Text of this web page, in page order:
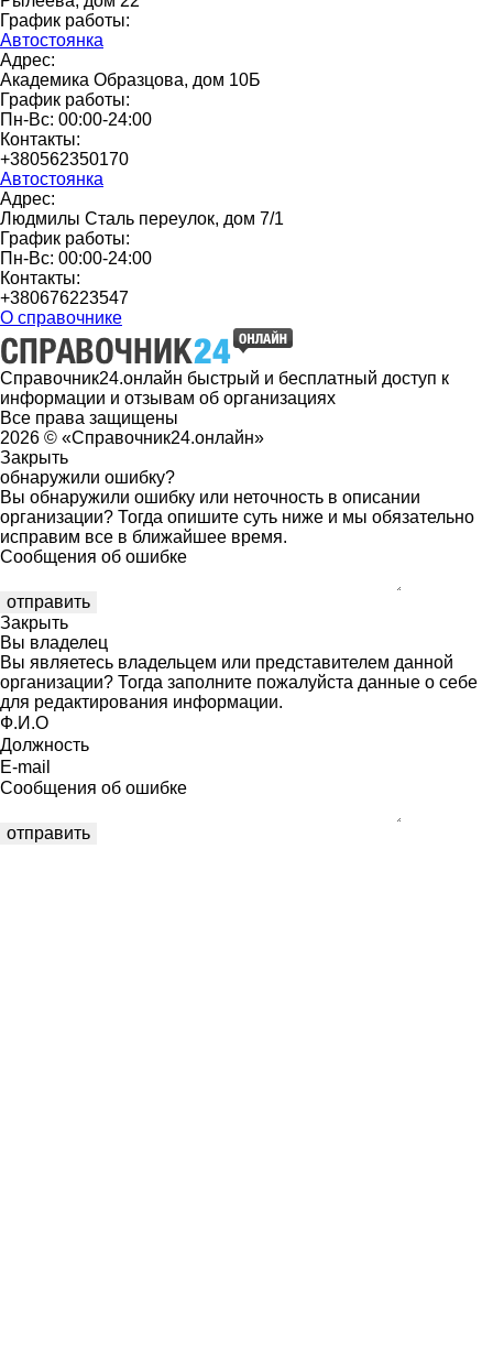
График работы:
Автостоянка
Адрес:
Академика Образцова, дом 10Б
График работы:
Пн-Вс: 00:00-24:00
Контакты:
+380562350170
Автостоянка
Адрес:
Людмилы Сталь переулок, дом 7/1
График работы:
Пн-Вс: 00:00-24:00
Контакты:
+380676223547
О справочнике
Справочник24.онлайн быстрый и бесплатный доступ к
информации и отзывам об организациях
Все права защищены
2026 © «Справочник24.онлайн»
Закрыть
обнаружили ошибку?
Вы обнаружили ошибку или неточность в описании
организации? Тогда опишите суть ниже и мы обязательно
исправим все в ближайшее время.
Сообщения об ошибке
Закрыть
Вы владелец
Вы являетесь владельцем или представителем данной
организации? Тогда заполните пожалуйста данные о себе
для редактирования информации.
Ф.И.О
Должность
E-mail
Сообщения об ошибке